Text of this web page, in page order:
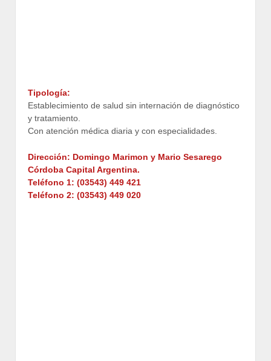
Tipología:
Establecimiento de salud sin internación de diagnóstico
y tratamiento.
Con atención médica diaria y con especialidades.
Dirección: Domingo Marimon y Mario Sesarego
Córdoba Capital Argentina.
Teléfono 1: (03543) 449 421
Teléfono 2: (03543) 449 020